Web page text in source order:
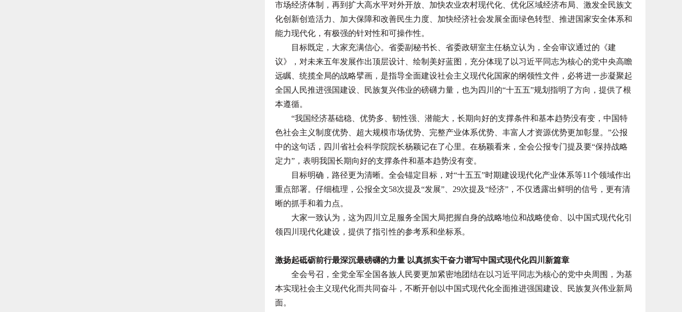
市场经济体制，再到扩大高水平对外开放、加快农业农村现代化、优化区域经济布局、激发全民族文
化创新创造活力、加大保障和改善民生力度、加快经济社会发展全面绿色转型、推进国家安全体系和
能力现代化，有极强的针对性和可操作性。
目标既定，大家充满信心。省委副秘书长、省委政研室主任杨立认为，全会审议通过的《建
议》，对未来五年发展作出顶层设计、绘制美好蓝图，充分体现了以习近平同志为核心的党中央高瞻
远瞩、统揽全局的战略擘画，是指导全面建设社会主义现代化国家的纲领性文件，必将进一步凝聚起
全国人民推进强国建设、民族复兴伟业的磅礴力量，也为四川的“十五五”规划指明了方向，提供了根
本遵循。
“我国经济基础稳、优势多、韧性强、潜能大，长期向好的支撑条件和基本趋势没有变，中国特
色社会主义制度优势、超大规模市场优势、完整产业体系优势、丰富人才资源优势更加彰显。”公报
中的这句话，四川省社会科学院院长杨颖记在了心里。在杨颖看来，全会公报专门提及要“保持战略
定力”，表明我国长期向好的支撑条件和基本趋势没有变。
目标明确，路径更为清晰。全会锚定目标，对“十五五”时期建设现代化产业体系等11个领域作出
重点部署。仔细梳理，公报全文58次提及“发展”、29次提及“经济”，不仅透露出鲜明的信号，更有清
晰的抓手和着力点。
大家一致认为，这为四川立足服务全国大局把握自身的战略地位和战略使命、以中国式现代化引
领四川现代化建设，提供了指引性的参考系和坐标系。
激扬起砥砺前行最深沉最磅礴的力量 以真抓实干奋力谱写中国式现代化四川新篇章
全会号召，全党全军全国各族人民要更加紧密地团结在以习近平同志为核心的党中央周围，为基
本实现社会主义现代化而共同奋斗，不断开创以中国式现代化全面推进强国建设、民族复兴伟业新局
面。